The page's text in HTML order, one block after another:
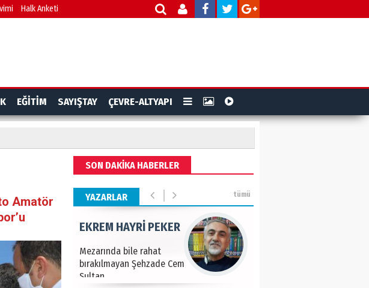
Halk Anketi
EĞİTİM SAYIŞTAY ÇEVRE-ALTYAPI
Amatör
SON DAKİKA HABERLER
YAZARLAR tümü
Türkiye tarımla para
Gökova Kontrolü..
Türkçemiz: Ulusumuz:
Budunumuz..
NAMIK KEMAL ZEYBEK
Mezarında bile rahat
bırakılmayan Şehzade Cem
Sultan
EKREM HAYRİ PEKER